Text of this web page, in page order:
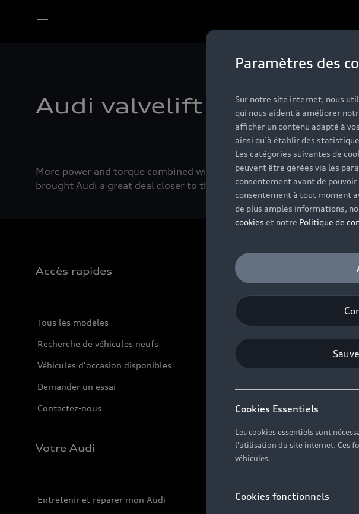
Audi valvelift system
More power and torque combined with less fuel consumption – this
brought Audi a great deal closer to this goal.
Accès rapides
Tous les modèles
Recherche de véhicules neufs
Véhicules d'occasion disponibles
Demander un essai
Contactez-nous
Votre Audi
Entretenir et réparer mon Audi
Univers Audi
Notre vision
Paramètres des
Sur notre site internet, nous
qui nous aident à améliorer
afficher un contenu adapté à
ainsi qu’à établir des
Les catégories suivantes de
peuvent être gérées via les
consentement avant de
consentement à tout moment
de plus amples informations,
cookies et notre Politique de
Cookies Essentiels
Les cookies essentiels sont
l'utilisation du site internet. Ces
véhicules.
Cookies fonctionnels